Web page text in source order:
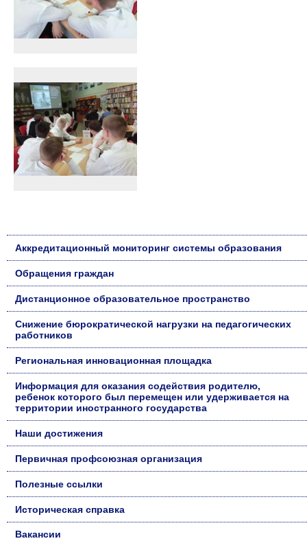
Аккредитационный мониторинг системы образования
Обращения граждан
Дистанционное образовательное пространство
Снижение бюрократической нагрузки на педагогических
работников
Региональная инновационная площадка
Информация для оказания содействия родителю,
ребенок которого был перемещен или удерживается на
территории иностранного государства
Наши достижения
Первичная профсоюзная организация
Полезные ссылки
Историческая справка
Вакансии